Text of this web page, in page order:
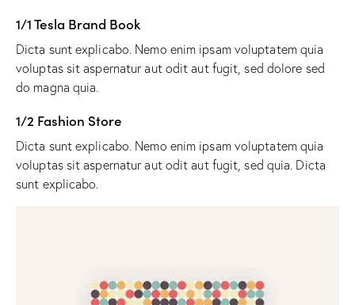
1/1 Tesla Brand Book
Dicta sunt explicabo. Nemo enim ipsam voluptatem quia
voluptas sit aspernatur aut odit aut fugit, sed dolore sed
do magna quia.
1/2 Fashion Store
Dicta sunt explicabo. Nemo enim ipsam voluptatem quia
voluptas sit aspernatur aut odit aut fugit, sed quia. Dicta
sunt explicabo.